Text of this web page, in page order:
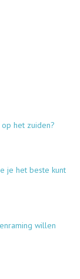
het zuiden?
je het beste kunt
willen